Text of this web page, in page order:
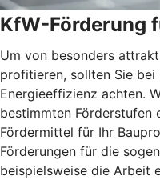
KfW-Förderung
Um von besonders
profitieren, sollten Sie bei
Energieeffizienz achten.
bestimmten Förderstufen
Fördermittel für Ihr
Förderungen für die
beispielsweise die Arbeit